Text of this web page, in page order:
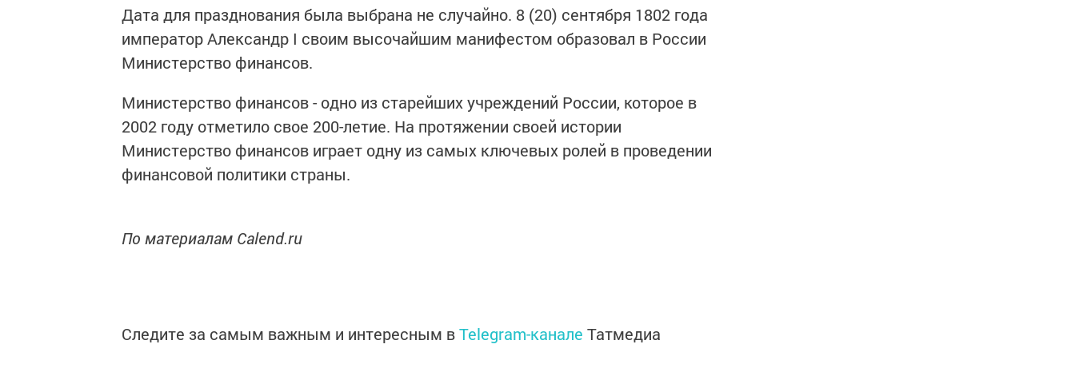
Дата для празднования была выбрана не случайно. 8 (20) сентября 1802 года
император Александр I своим высочайшим манифестом образовал в России
Министерство финансов.
Министерство финансов - одно из старейших учреждений России, которое в
2002 году отметило свое 200-летие. На протяжении своей истории
Министерство финансов играет одну из самых ключевых ролей в проведении
финансовой политики страны.
По материалам Calend.ru
Следите за самым важным и интересным вTelegram-канале Татмедиа